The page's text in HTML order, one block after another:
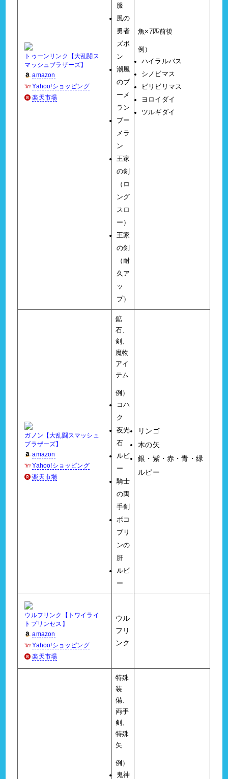
トゥーンリンク【大乱闘ス
マッシュブラザーズ】
amazon
Yahoo!ショッピング
楽天市場
服
風の
勇者
ズボ
ン
潮風
のブ
ーメ
ラン
ブー
メラ
ン
王家
の剣
（ロ
ング
スロ
ー）
王家
の剣
（耐
久ア
ッ
プ）
魚×7匹前後
例）
ハイラルバス
シノビマス
ビリビリマス
ヨロイダイ
ツルギダイ
ガノン【大乱闘スマッシュ
ブラザーズ】
amazon
Yahoo!ショッピング
楽天市場
鉱
石、
剣、
魔物
アイ
テム
例）
コハ
ク
夜光
石
ルビ
ー
騎士
の両
手剣
ボコ
ブリ
ンの
肝
ルビ
ー
リンゴ
木の矢
銀・紫・赤・青・緑
ルピー
ウルフリンク【トワイライ
トプリンセス】
amazon
Yahoo!ショッピング
楽天市場
ウル
フリ
ンク
特殊
装
備、
両手
剣、
特殊
矢
例）
鬼神